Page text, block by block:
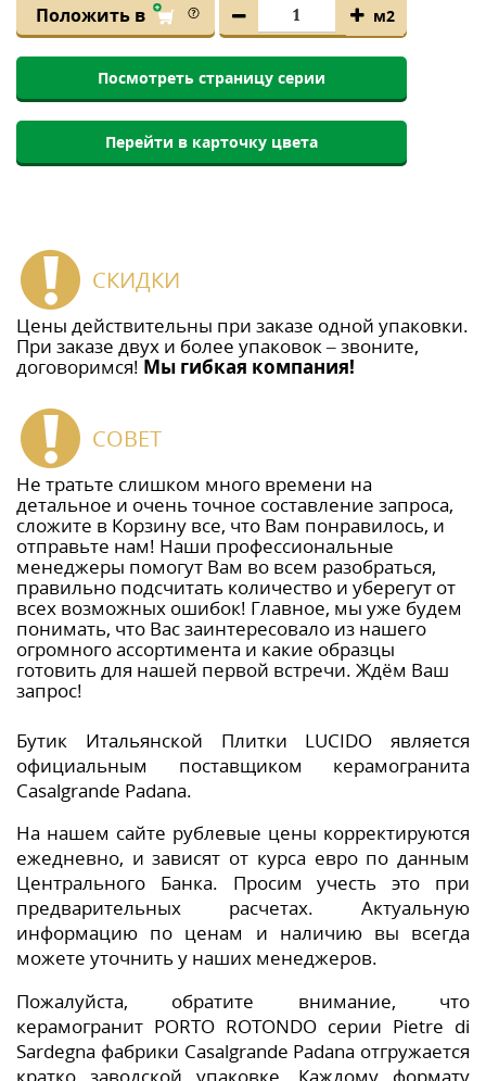
Положить в м2
Посмотреть страницу серии
Перейти в карточку цвета
СКИДКИ
Цены действительны при заказе одной упаковки.
При заказе двух и более упаковок – звоните,
договоримся! Мы гибкая компания!
СОВЕТ
Не тратьте слишком много времени на
детальное и очень точное составление запроса,
сложите в Корзину все, что Вам понравилось, и
отправьте нам! Наши профессиональные
менеджеры помогут Вам во всем разобраться,
правильно подсчитать количество и уберегут от
всех возможных ошибок! Главное, мы уже будем
понимать, что Вас заинтересовало из нашего
огромного ассортимента и какие образцы
готовить для нашей первой встречи. Ждём Ваш
запрос!
Бутик Итальянской Плитки LUCIDO является
официальным поставщиком керамогранита
Casalgrande Padana.
На нашем сайте рублевые цены корректируются
ежедневно, и зависят от курса евро по данным
Центрального Банка. Просим учесть это при
предварительных расчетах. Актуальную
информацию по ценам и наличию вы всегда
можете уточнить у наших менеджеров.
Пожалуйста, обратите внимание, что
керамогранит PORTO ROTONDO серии Pietre di
Sardegna фабрики Casalgrande Padana отгружается